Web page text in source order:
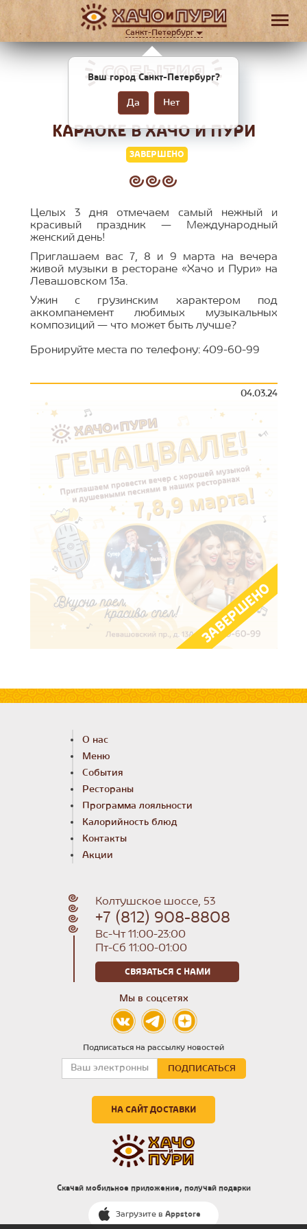
Санкт-Петербург
Ваш город Санкт-Петербург?
Да Нет
СОБЫТИЯ
КАРАОКЕ В ХАЧО И ПУРИ
ЗАВЕРШЕНО
Целых 3 дня отмечаем самый нежный и
красивый праздник — Международный
женский день!
Приглашаем вас 7, 8 и 9 марта на вечера
живой музыки в ресторане «Хачо и Пури» на
Левашовском 13а.
Ужин с грузинским характером под
аккомпанемент любимых музыкальных
композиций — что может быть лучше?
Бронируйте места по телефону: 409-60-99
04.03.24
ЗАВЕРШЕНО
О нас
Меню
События
Рестораны
Программа лояльности
Калорийность блюд
Контакты
Акции
Колтушское шоссе, 53
+7 (812) 908-8808
Вс-Чт 11:00-23:00
Пт-Сб 11:00-01:00
СВЯЗАТЬСЯ С НАМИ
Мы в соцсетях
Подписаться на рассылку новостей
НА САЙТ ДОСТАВКИ
Скачай мобильное приложение, получай подарки
Загрузите в Appstore